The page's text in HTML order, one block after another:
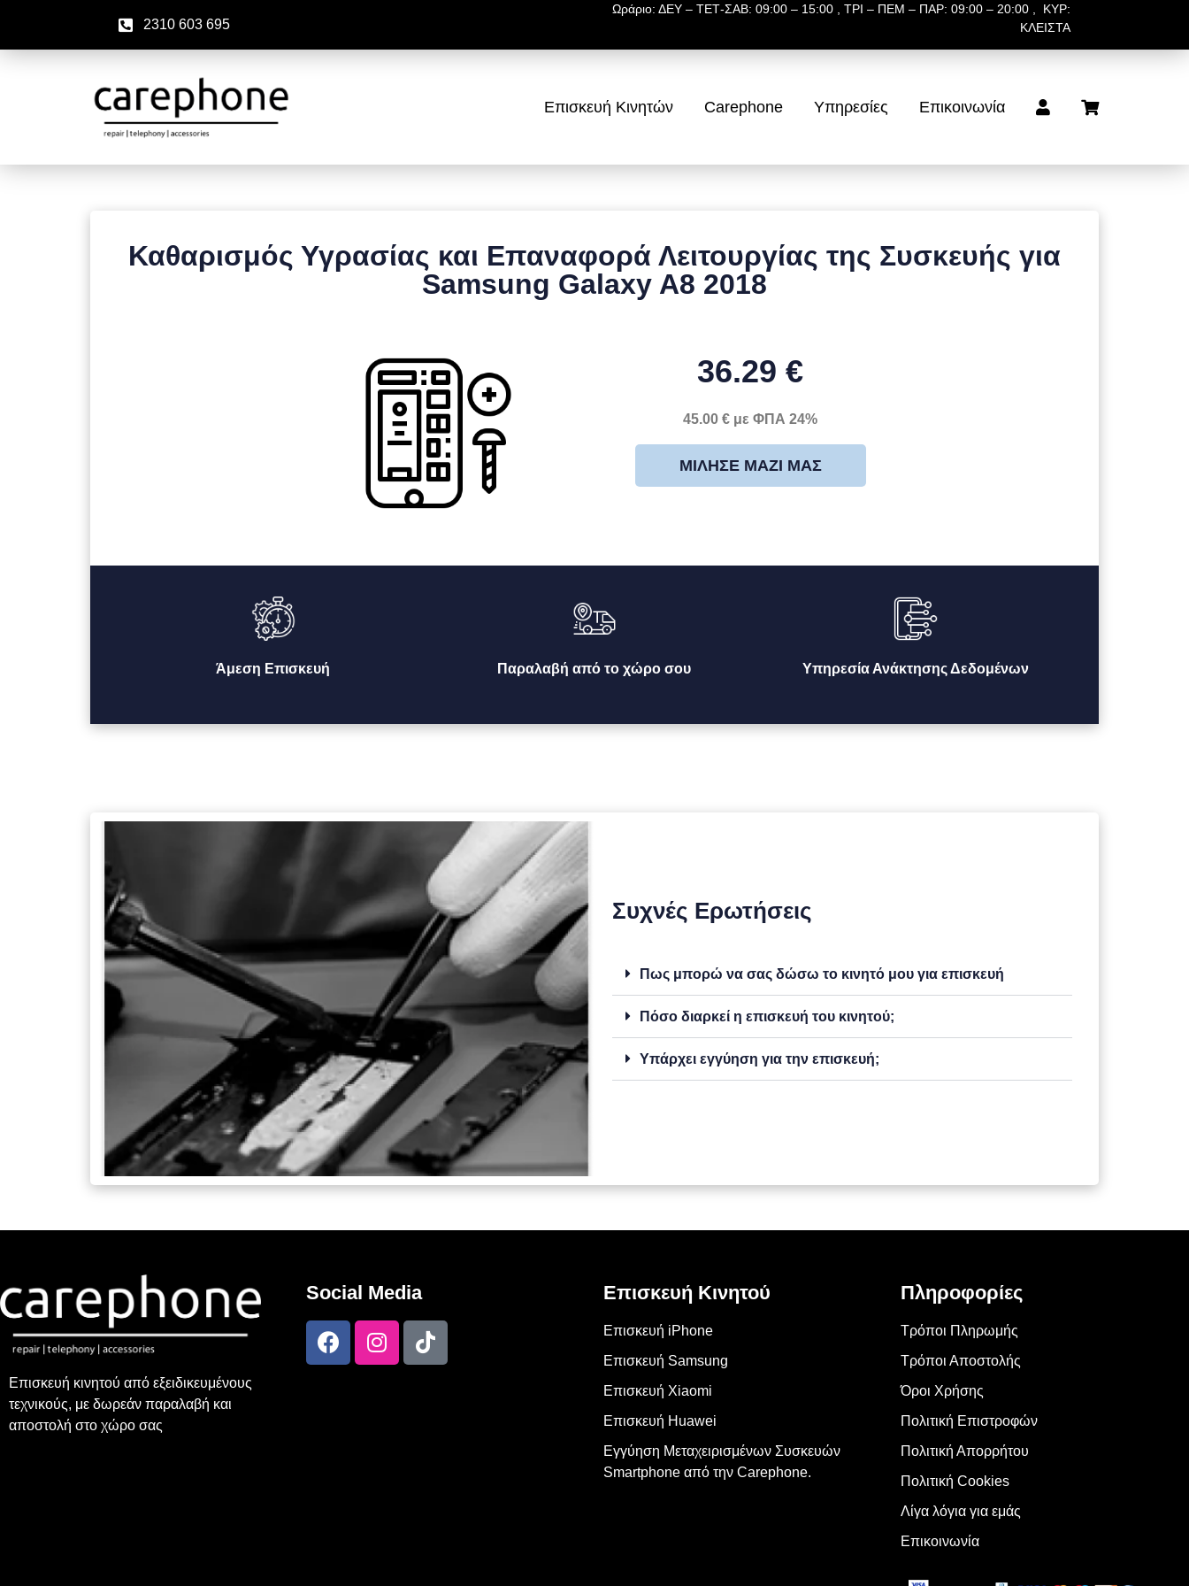
2310 603 695
Ωράριο: ΔΕΥ – ΤΕΤ-ΣΑΒ: 09:00 – 15:00 , ΤΡΙ – ΠΕΜ – ΠΑΡ: 09:00 – 20:00 , ΚΥΡ:
ΚΛΕΙΣΤΑ
Επισκευή Κινητών Carephone Υπηρεσίες Επικοινωνία
Καθαρισμός Υγρασίας και Επαναφορά Λειτουργίας της Συσκευής για
Samsung Galaxy A8 2018
36.29 €
45.00 € με ΦΠΑ 24%
ΜΊΛΗΣΕ ΜΑΖΊ ΜΑΣ
Άμεση Επισκευή Παραλαβή από το χώρο σου Υπηρεσία Ανάκτησης Δεδομένων
Συχνές Ερωτήσεις
Πως μπορώ να σας δώσω το κινητό μου για επισκευή
Πόσο διαρκεί η επισκευή του κινητού;
Υπάρχει εγγύηση για την επισκευή;
Επισκευή κινητού από εξειδικευμένους
τεχνικούς, με δωρεάν παραλαβή και
αποστολή στο χώρο σας
Social Media Επισκευή Κινητού
Επισκευή iPhone
Επισκευή Samsung
Επισκευή Xiaomi
Επισκευή Huawei
Εγγύηση Μεταχειρισμένων Συσκευών
Smartphone από την Carephone.
Πληροφορίες
Τρόποι Πληρωμής
Τρόποι Αποστολής
Όροι Χρήσης
Πολιτική Επιστροφών
Πολιτική Απορρήτου
Πολιτική Cookies
Λίγα λόγια για εμάς
Επικοινωνία